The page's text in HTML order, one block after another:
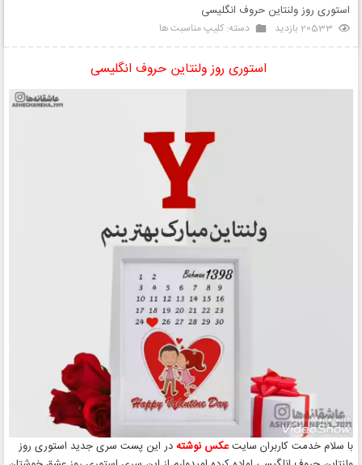
استوری روز ولنتاین حروف انگلیسی
20533 بازدید دسته: کلیپ مناسبت ها
استوری روز ولنتاین حروف انگلیسی
با سلام خدمت کاربران سایتعکس نوشته در این پست سری جدید استوری روز